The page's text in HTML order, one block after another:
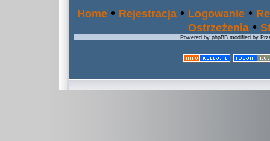
Home • Rejestracja • Logowanie •
Ostrzeżenia •
Powered by phpBB modified by